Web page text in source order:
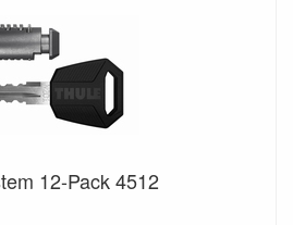
12-Pack 4512